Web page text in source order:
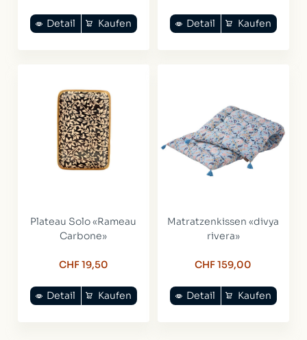
Kaufen
Detail Kaufen
Detail
Plateau Solo «Rameau
Carbone»
CHF 19,50
Kaufen
Detail
Matratzenkissen «divya
rivera»
CHF 159,00
Kaufen
Detail